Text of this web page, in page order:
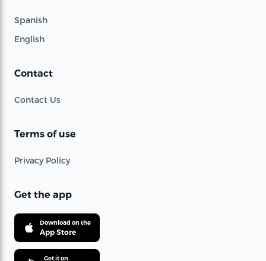
Spanish
English
Contact
Contact Us
Terms of use
Privacy Policy
Get the app
Download on the
App Store
Get it on